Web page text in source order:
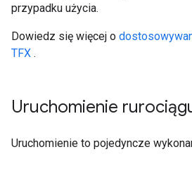
przypadku użycia.
Dowiedz się więcej o
TFX .
Uruchomienie
Uruchomienie to pojedyncze